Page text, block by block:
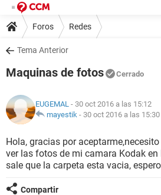
Foros Redes
Tema Anterior
Maquinas de fotos Cerrado
EUGEMAL - 30 oct 2016 a las 15:12
mayestik - 30 oct 2016 a las 15:30
Hola, gracias por
ver las fotos de mi camara Kodak
sale que la carpeta esta vacia,
Compartir